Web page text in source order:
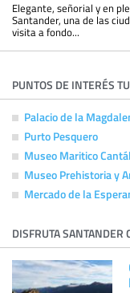
Elegante, señorial y en
Santander, una de las
visita a fondo...
PUNTOS DE INTERÉS
Palacio de la
Purto Pesquero
Museo Maritico
Museo Prehistoria y
Mercado de la
DISFRUTA SANTANDER